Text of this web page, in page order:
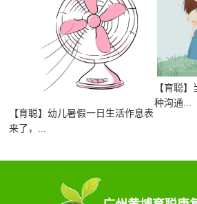
【育聪】幼儿暑假一日生活作息表
来了，...
【育聪
种沟通...